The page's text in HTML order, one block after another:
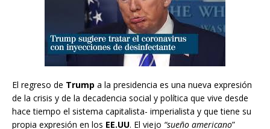
El regreso de Trump a la presidencia es una nueva expresión
de la crisis y de la decadencia social y política que vive desde
hace tiempo el sistema capitalista- imperialista y que tiene su
propia expresión en los EE.UU. El viejo “sueño americano”